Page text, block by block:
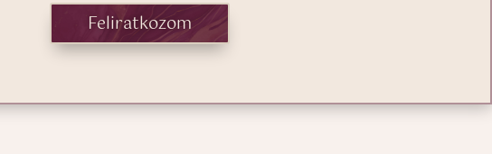
Feliratkozom